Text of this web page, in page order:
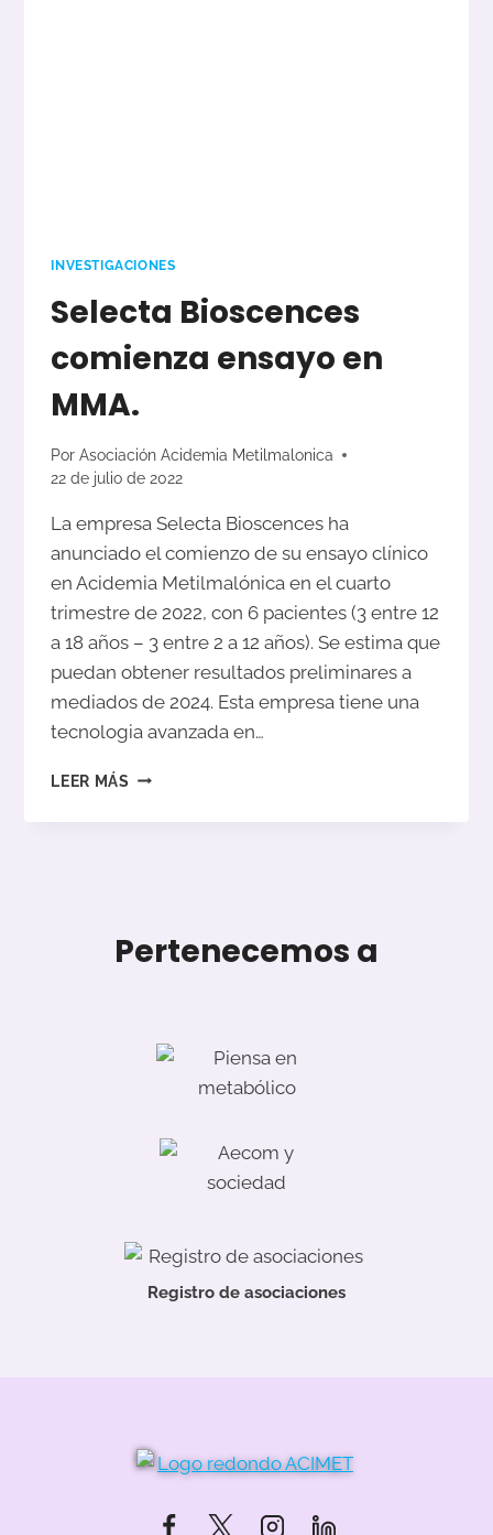
INVESTIGACIONES
Selecta Bioscences
comienza ensayo en
MMA.
Por Asociación Acidemia Metilmalonica
22 de julio de 2022
La empresa Selecta Bioscences ha
anunciado el comienzo de su ensayo clínico
en Acidemia Metilmalónica en el cuarto
trimestre de 2022, con 6 pacientes (3 entre 12
a 18 años – 3 entre 2 a 12 años). Se estima que
puedan obtener resultados preliminares a
mediados de 2024. Esta empresa tiene una
tecnologia avanzada en…
LEER MÁS SELECTA
COMIENZA
Pertenecemos a
Registro de asociaciones